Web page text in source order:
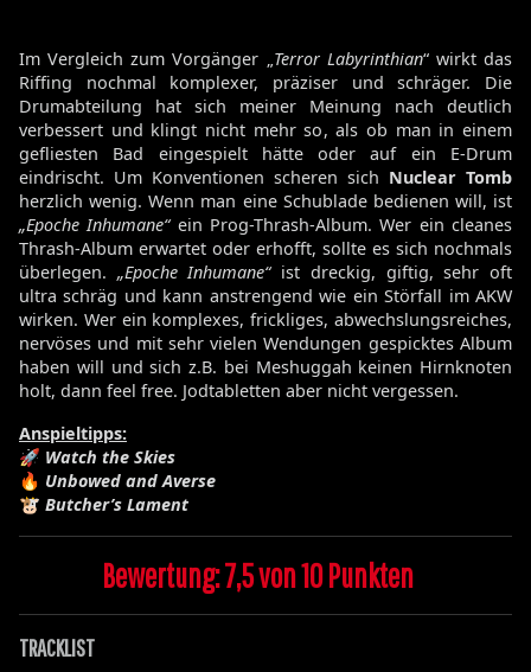
Im Vergleich zum Vorgänger „Terror Labyrinthian“ wirkt das
Riffing nochmal komplexer, präziser und schräger. Die
Drumabteilung hat sich meiner Meinung nach deutlich
verbessert und klingt nicht mehr so, als ob man in einem
gefliesten Bad eingespielt hätte oder auf ein E-Drum
eindrischt. Um Konventionen scheren sich Nuclear Tomb
herzlich wenig. Wenn man eine Schublade bedienen will, ist
„Epoche Inhumane“ein Prog-Thrash-Album. Wer ein cleanes
Thrash-Album erwartet oder erhofft, sollte es sich nochmals
überlegen. „Epoche Inhumane“ ist dreckig, giftig, sehr oft
ultra schräg und kann anstrengend wie ein Störfall im AKW
wirken. Wer ein komplexes, frickliges, abwechslungsreiches,
nervöses und mit sehr vielen Wendungen gespicktes Album
haben will und sich z.B. bei Meshuggah keinen Hirnknoten
holt, dann feel free. Jodtabletten aber nicht vergessen.
Anspieltipps:
🚀 Watch the Skies
🔥 Unbowed and Averse
🐮 Butcher’s Lament
Bewertung: 7,5 von 10 Punkten
TRACKLIST